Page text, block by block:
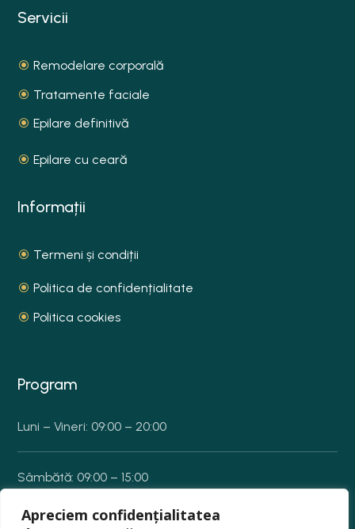
Apreciem confidențialitatea
Servicii
Remodelare corporală
Tratamente faciale
Epilare definitivă
Epilare cu ceară
Informații
Termeni și condiții
Politica de confidențialitate
Politica cookies
Program
Luni – Vineri: 09:00 – 20:00
Sâmbătă: 09:00 – 15:00